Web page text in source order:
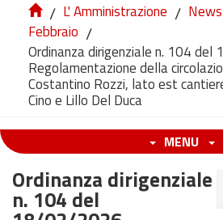
/ L' Amministrazione / News
Febbraio /
Ordinanza dirigenziale n. 104
Regolamentazione della
Costantino Rozzi, lato est
Cino e Lillo Del Duca
MENU
Ordinanza dirigenziale
n. 104 del